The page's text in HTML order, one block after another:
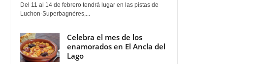
Del 11 al 14 de febrero tendrá lugar en las pistas de
Luchon-Superbagnères,...
Celebra el mes de los
enamorados en El Ancla del
Lago